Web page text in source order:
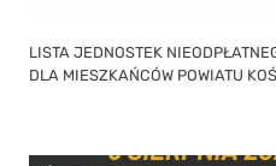
LISTA JEDNOSTEK
DLA MIESZKAŃCÓW POWIATU